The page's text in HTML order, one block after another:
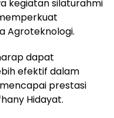
kegiatan silaturahmi
Agroteknologi.
dapat
efektif dalam
prestasi
Hidayat.